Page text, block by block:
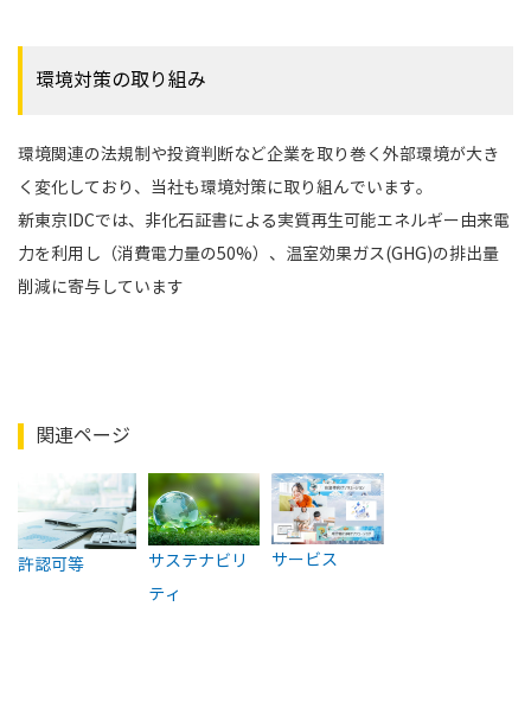
環境対策の取り組み
環境関連の法規制や投資判断など企業を取り巻く外部環境が大き
く変化しており、当社も環境対策に取り組んでいます。
新東京IDCでは、非化石証書による実質再生可能エネルギー由来電
力を利用し（消費電力量の50%）、温室効果ガス(GHG)の排出量
削減に寄与しています
関連ページ
許認可等
サステナビリ
ティ
サービス